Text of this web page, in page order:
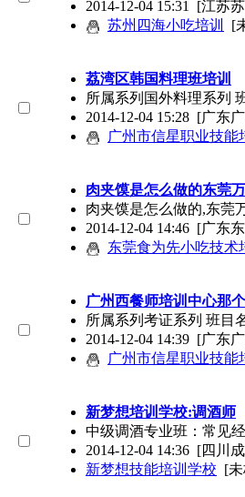
2014-12-04 15:31 [江苏
苏州四海小吃培训
[
荔湾区韩国料理班培训
所属系列国外料理系列
2014-12-04 15:28 [广东
广州市信星职业技能
肉夹馍是怎么做的东莞
肉夹馍是怎么做的,东莞
2014-12-04 14:46 [广东
东莞食为先小吃技术
广州西餐师培训中心那
所属系列考证系列 班目
2014-12-04 14:39 [广东
广州市信星职业技能
新梦想培训学校:调酒师
中级调酒专业班：常见
2014-12-04 14:36 [四川
新梦想技能培训学校 [